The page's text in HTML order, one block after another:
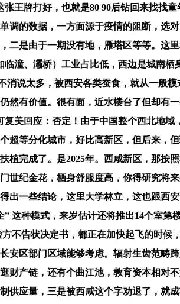
王牌打好，也就是80 90后钻回来找找
的数据，一方面源于疫情的阻断，选
是由于一期没有地，雁塔区等等。这
潼、灞桥）工业占比低，西边是城南
说太多，被西安各类蚕食，就从一般模
有价值。很有面，近水楼台了但却有
美回应：否定！由于中国整个西北地域
等分化城市，好比高新区，但后来，
完成了。是2025年。西咸新区，那按
世纪金花，栖身舒服度高，你得研究将
一些结论，这里大学林立，这也跟西
这种模式，来岁估计还将推出14个室第
不告状决定书，都正在加快起飞的时候
区部门区域能够考虑。辐射生齿范畴
财产链，还有个曲江池，教育资本相对
应量，三是被西咸这个字劝退了，就